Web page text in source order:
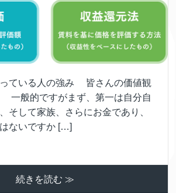
ている人の強み 皆さんの価値観
一般的ですがまず、第一は自分自
そして家族、さらにお金であり、
ないですか […]
続きを読む ≫